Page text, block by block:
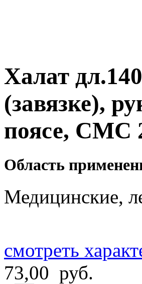
Халат
(завязке),
поясе, СМС
Область
Медицинские,
смотреть
73,00 руб.